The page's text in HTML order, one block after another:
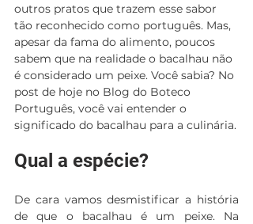
outros pratos que trazem esse sabor
tão reconhecido como português. Mas,
apesar da fama do alimento, poucos
sabem que na realidade o bacalhau não
é considerado um peixe. Você sabia? No
post de hoje no Blog do Boteco
Português, você vai entender o
significado do bacalhau para a culinária.
Qual a espécie?
De cara vamos desmistificar a história
de que o bacalhau é um peixe. Na